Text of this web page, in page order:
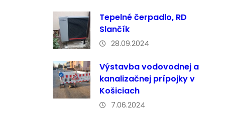
Tepelné čerpadlo, RD
Slančík
28.09.2024
Výstavba vodovodnej a
kanalizačnej prípojky v
Košiciach
7.06.2024